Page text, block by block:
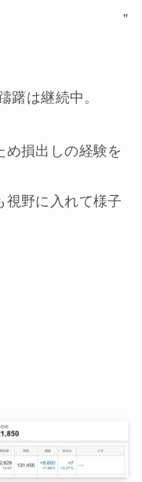
”
躇は継続中。
め損出しの経験を
視野に入れて様子